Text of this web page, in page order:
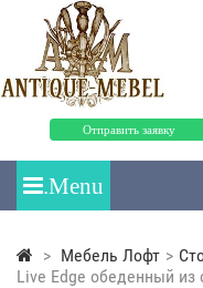
Отправить заявку
> Мебель Лофт >
Live Edge обеденный из